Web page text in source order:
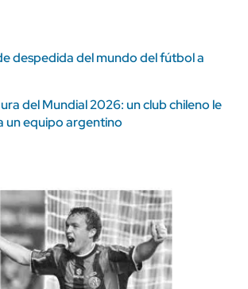
despedida del mundo del fútbol a
del Mundial 2026: un club chileno le
un equipo argentino